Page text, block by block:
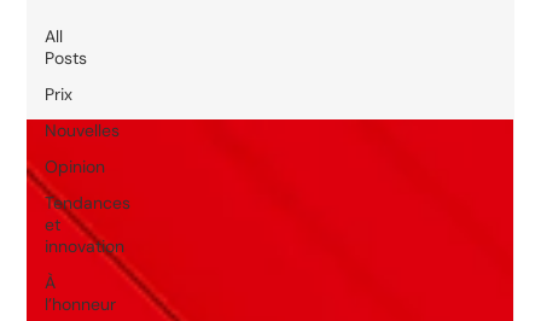
All
Posts
Prix
Nouvelles
Opinion
Tendances
et
innovation
À
l’honneur